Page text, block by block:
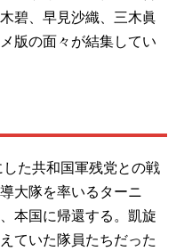
碧、早見沙織、三木眞
版の面々が結集してい
た共和国軍残党との戦
大隊を率いるターニ
本国に帰還する。凱旋
ていた隊員たちだった